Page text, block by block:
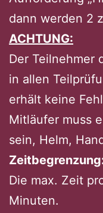
dann werden 2
ACHTUNG:
Der Teilnehmer
in allen
erhält keine
Mitläufer muss
sein, Helm,
Die max. Zeit
Minuten.